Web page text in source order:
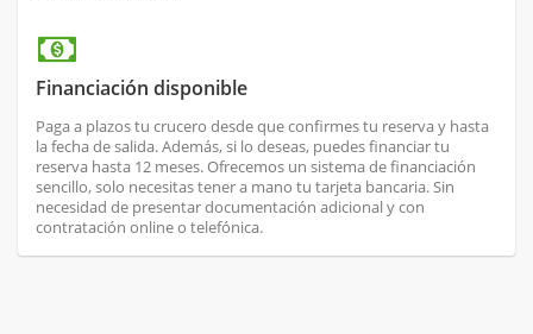
Financiación disponible
Paga a plazos tu crucero desde que confirmes tu reserva y hasta
la fecha de salida. Además, si lo deseas, puedes financiar tu
reserva hasta 12 meses. Ofrecemos un sistema de financiación
sencillo, solo necesitas tener a mano tu tarjeta bancaria. Sin
necesidad de presentar documentación adicional y con
contratación online o telefónica.